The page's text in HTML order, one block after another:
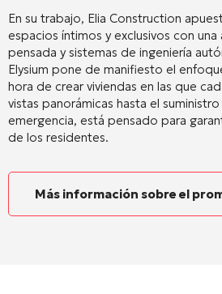
En su trabajo, Elia Construction
espacios íntimos y exclusivos con
pensada y sistemas de ingeniería
Elysium pone de manifiesto el
hora de crear viviendas en las que
vistas panorámicas hasta el
emergencia, está pensado para
de los residentes.
Más información sobre el